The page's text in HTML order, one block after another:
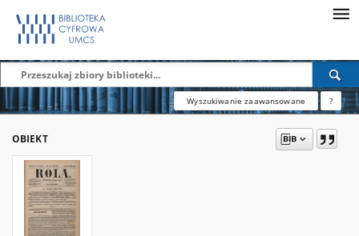
Wyszukiwanie zaawansowane ?
OBIEKT